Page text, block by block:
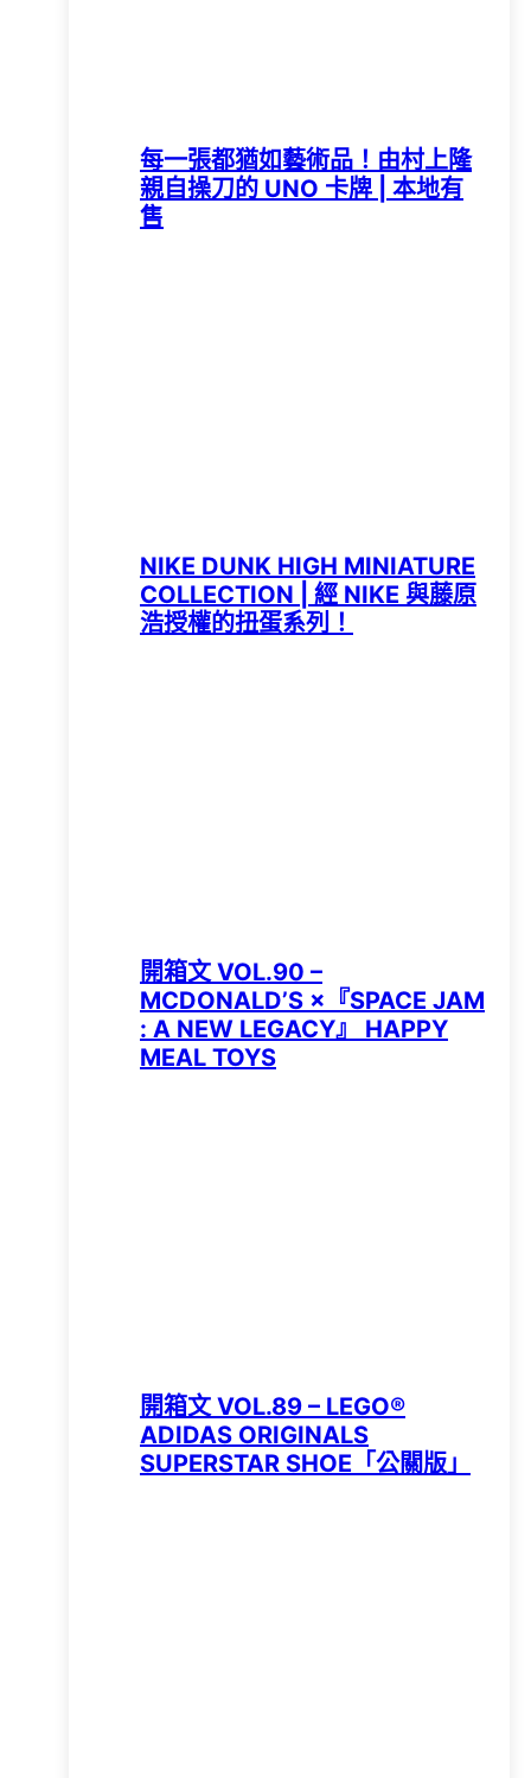
每一張都猶如藝術品！由村上隆
親自操刀的 UNO 卡牌 | 本地有
售
NIKE DUNK HIGH MINIATURE
COLLECTION | 經 NIKE 與藤原
浩授權的扭蛋系列！
開箱文 VOL.90 –
MCDONALD’S ×『SPACE JAM
: A NEW LEGACY』 HAPPY
MEAL TOYS
開箱文 VOL.89 – LEGO®
ADIDAS ORIGINALS
SUPERSTAR SHOE「公關版」